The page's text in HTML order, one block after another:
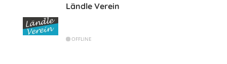
Ländle Verein
OFFLINE